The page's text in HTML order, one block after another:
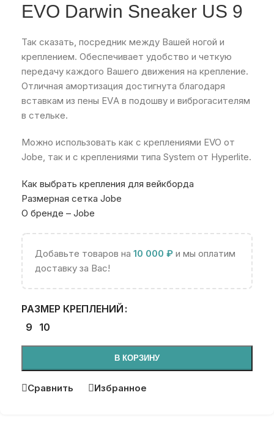
EVO Darwin Sneaker US 9
Так сказать, посредник между Вашей ногой и
креплением. Обеспечивает удобство и четкую
передачу каждого Вашего движения на крепление.
Отличная амортизация достигнута благодаря
вставкам из пены EVA в подошву и виброгасителям
в стельке.
Можно использовать как с креплениями EVO от
Jobe, так и с креплениями типа System от Hyperlite.
Как выбрать крепления для вейкборда
Размерная сетка Jobe
О бренде – Jobe
Добавьте товаров на 10 000 ₽ и мы оплатим
доставку за Вас!
РАЗМЕР КРЕПЛЕНИЙ
9
10
В КОРЗИНУ
Сравнить Избранное